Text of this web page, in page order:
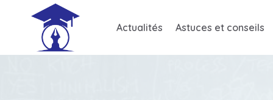
Actualités Astuces et conseils